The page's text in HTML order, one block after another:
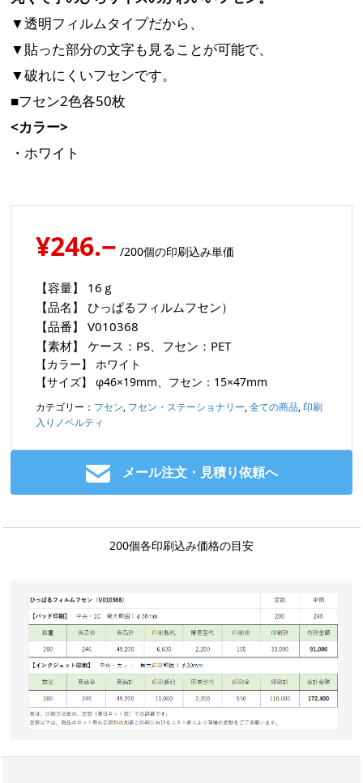
▼透明フィルムタイプだから、
▼貼った部分の文字も見ることが可能で、
▼破れにくいフセンです。
■フセン2色各50枚
<カラー>
・ホワイト
¥246.− /200個の印刷込み単価
【容量】
16ｇ
【品名】
ひっぱるフィルムフセン）
【品番】
V010368
【素材】
ケース：PS、フセン：PET
【カラー】
ホワイト
【サイズ】
φ46×19mm、フセン：15×47mm
カテゴリー： フセン, フセン・ステーショナリー,全ての商品,印刷
入りノベルティ
メール注文・見積り依頼へ
200個各印刷込み価格の目安